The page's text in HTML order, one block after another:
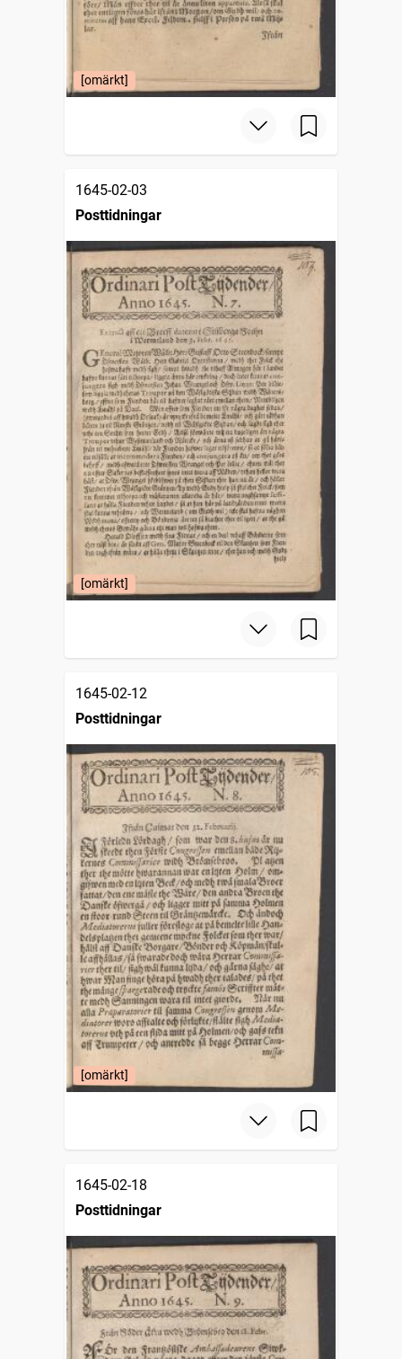
[omärkt]
1645-02-03
Posttidningar
[omärkt]
1645-02-12
Posttidningar
[omärkt]
1645-02-18
Posttidningar